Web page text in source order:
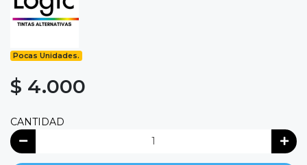
Pocas Unidades.
$ 4.000
CANTIDAD